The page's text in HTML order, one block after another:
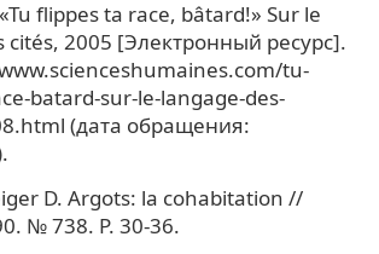
flippes ta race, bâtard!» Sur le
cités, 2005 [Электронный ресурс].
tu-
batard-sur-le-langage-des-
(дата обращения:
D. Argots: la cohabitation //
№ 738. P. 30-36.